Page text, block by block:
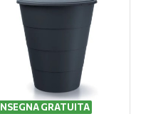
GRATUITA